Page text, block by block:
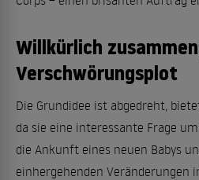
Willkürlich
Verschwörungsplot
Die Grundidee ist abgedreht,
da sie eine interessante Frage
die Ankunft eines neuen Babys
einhergehenden Veränderungen